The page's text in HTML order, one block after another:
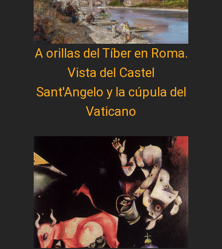
A orillas del Tíber en Roma.
Vista del Castel
Sant'Angelo y la cúpula del
Vaticano